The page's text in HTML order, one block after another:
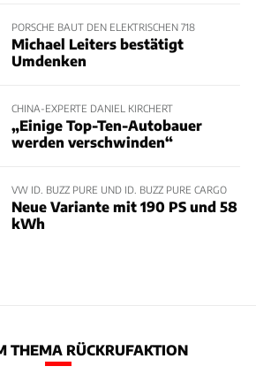
PORSCHE BAUT DEN ELEKTRISCHEN 718
Michael Leiters bestätigt
Umdenken
CHINA-EXPERTE DANIEL KIRCHERT
„Einige Top-Ten-Autobauer
werden verschwinden“
VW ID. BUZZ PURE UND ID. BUZZ PURE CARGO
Neue Variante mit 190 PS und 58
kWh
THEMA RÜCKRUFAKTION